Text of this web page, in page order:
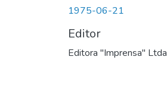
1975-06-21
Editor
Editora "Imprensa" Ltda